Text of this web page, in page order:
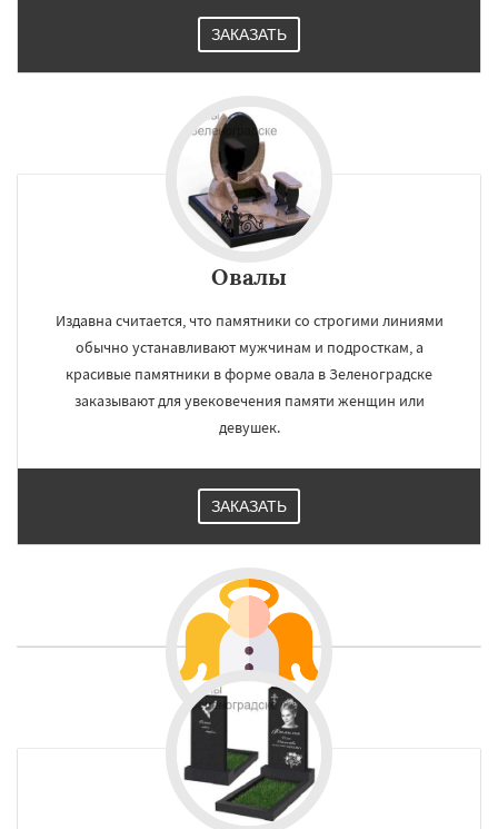
ЗАКАЗАТЬ
Овалы
Издавна считается, что памятники со строгими линиями
обычно устанавливают мужчинам и подросткам, а
красивые памятники в форме овала в Зеленоградске
заказывают для увековечения памяти женщин или
девушек.
ЗАКАЗАТЬ